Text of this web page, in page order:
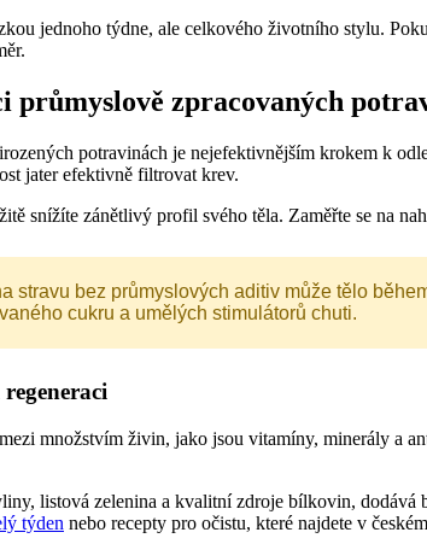
jednoho týdne, ale celkového životního stylu.
průmyslově zpracovaných
potravinách je nejefektivnějším krokem k
jater efektivně filtrovat krev.
snížíte zánětlivý profil svého těla. Zaměřte se na
stravu bez průmyslových aditiv může tělo
cukru a umělých stimulátorů chuti.
množstvím živin, jako jsou vitamíny, minerály a
listová zelenina a kvalitní zdroje bílkovin,
týden nebo recepty pro očistu, které najdete v